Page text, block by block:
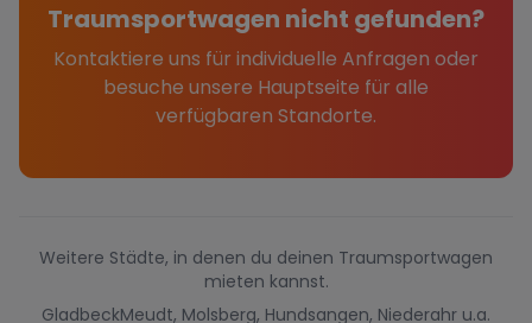
Traumsportwagen nicht gefunden?
Kontaktiere uns für individuelle Anfragen oder
besuche unsere Hauptseite für alle
verfügbaren Standorte.
Weitere Städte, in denen du deinen Traumsportwagen
mieten kannst.
GladbeckMeudt, Molsberg, Hundsangen, Niederahr u.a.